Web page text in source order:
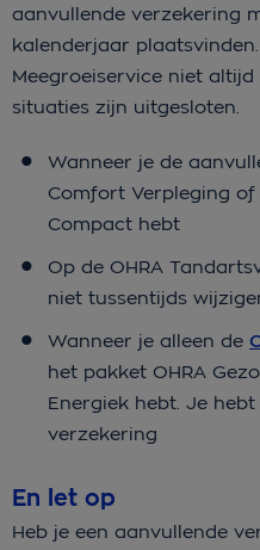
aanvullende verzekering
kalenderjaar
Meegroeiservice niet
situaties zijn uitgesloten.
Wanneer je de
Comfort Verpleging of
Compact hebt
Op de OHRA
niet tussentijds
Wanneer je alleen de
het pakket OHRA
Energiek hebt. Je
verzekering
En let op
Heb je een aanvullende